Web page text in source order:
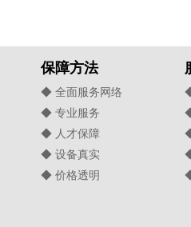
保障方法
◆ 全面服务网络
◆ 专业服务
◆ 人才保障
◆ 设备真实
◆ 价格透明